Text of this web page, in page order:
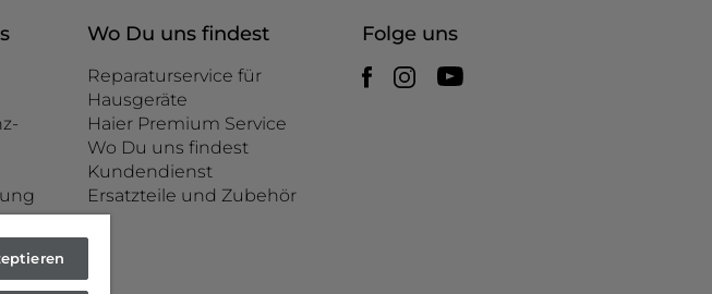
Wo Du uns findest
Reparaturservice für
Hausgeräte
Haier Premium Service
Wo Du uns findest
Kundendienst
Ersatzteile und Zubehör
Folge uns